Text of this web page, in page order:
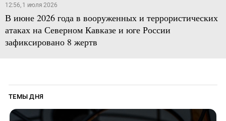
12:56, 1 июля 2026
В июне 2026 года в вооруженных и террористических
атаках на Северном Кавказе и юге России
зафиксировано 8 жертв
ТЕМЫ ДНЯ